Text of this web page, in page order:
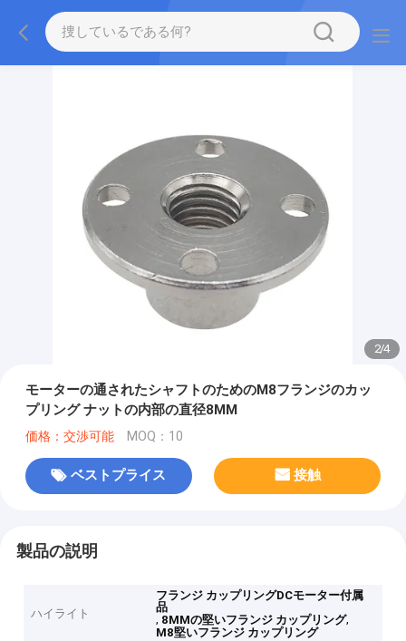
2/4
モーターの通されたシャフトのためのM8フランジのカッ
プリング ナットの内部の直径8MM
価格：交渉可能 MOQ：10
ベストプライス 接触
製品の説明
ハイライト
フランジ カップリングDCモーター付属
品
, 8MMの堅いフランジ カップリング,
M8堅いフランジ カップリング